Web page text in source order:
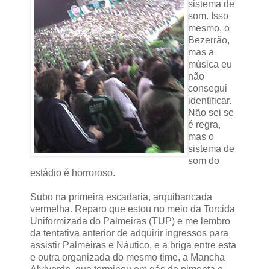
sistema de
som. Isso
mesmo, o
Bezerrão,
mas a
música eu
não
consegui
identificar.
Não sei se
é regra,
mas o
sistema de
som do
estádio é horroroso.
Subo na primeira escadaria, arquibancada
vermelha. Reparo que estou no meio da Torcida
Uniformizada do Palmeiras (TUP) e me lembro
da tentativa anterior de adquirir ingressos para
assistir Palmeiras e Náutico, e a briga entre esta
e outra organizada do mesmo time, a Mancha